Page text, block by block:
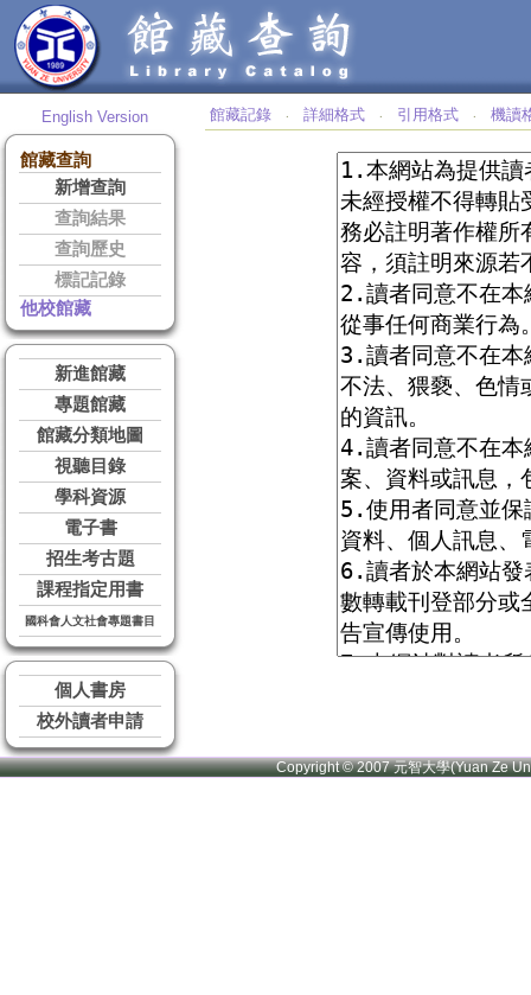
English Version
館藏查詢
新增查詢
查詢結果
查詢歷史
標記記錄
他校館藏
新進館藏
專題館藏
館藏分類地圖
視聽目錄
學科資源
電子書
招生考古題
課程指定用書
國科會人文社會專題書目
個人書房
校外讀者申請
館藏記錄 ‧ 詳細格式 ‧ 引用格式 ‧ 機讀
Copyright © 2007 元智大學(Yuan Ze